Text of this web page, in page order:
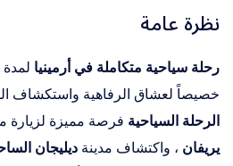
نظرة عامة
رحلة سياحية متكاملة في أرمينيا لمدة 7 أيام و6 ليالٍ
خصيصاً لعشاق الرفاهية واستكشاف
الرحلة السياحية فرصة مميزة لزيارة
يريفان ، واكتشاف مدينة ديليجان